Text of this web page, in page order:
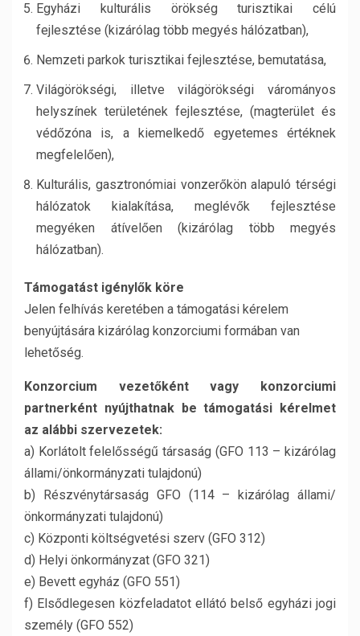
Egyházi kulturális örökség turisztikai célú
fejlesztése (kizárólag több megyés hálózatban),
Nemzeti parkok turisztikai fejlesztése, bemutatása,
Világörökségi, illetve világörökségi várományos
helyszínek területének fejlesztése, (magterület és
védőzóna is, a kiemelkedő egyetemes értéknek
megfelelően),
Kulturális, gasztronómiai vonzerőkön alapuló térségi
hálózatok kialakítása, meglévők fejlesztése
megyéken átívelően (kizárólag több megyés
hálózatban).
Támogatást igénylők köre
Jelen felhívás keretében a támogatási kérelem
benyújtására kizárólag konzorciumi formában van
lehetőség.
Konzorcium vezetőként vagy konzorciumi
partnerként nyújthatnak be támogatási kérelmet
az alábbi szervezetek:
a) Korlátolt felelősségű társaság (GFO 113 – kizárólag
állami/önkormányzati tulajdonú)
b) Részvénytársaság GFO (114 – kizárólag állami/
önkormányzati tulajdonú)
c) Központi költségvetési szerv (GFO 312)
d) Helyi önkormányzat (GFO 321)
e) Bevett egyház (GFO 551)
f) Elsődlegesen közfeladatot ellátó belső egyházi jogi
személy (GFO 552)